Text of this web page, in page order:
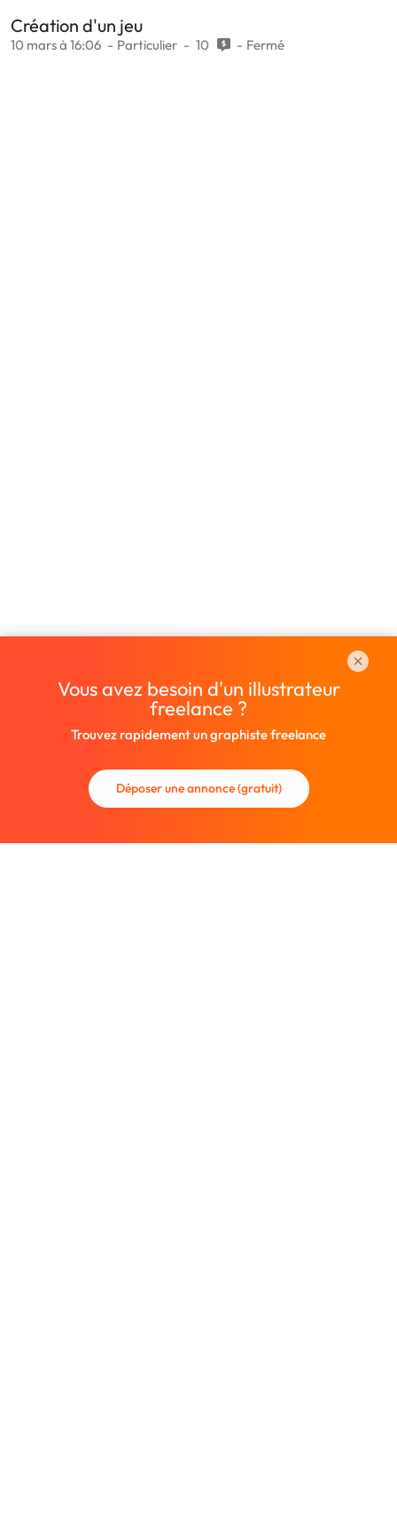
Création d'un jeu
10 mars à 16:06 Particulier 10 Fermé
Vous avez besoin d'un illustrateur
freelance ?
Trouvez rapidement un graphiste freelance
Déposer une annonce (gratuit)